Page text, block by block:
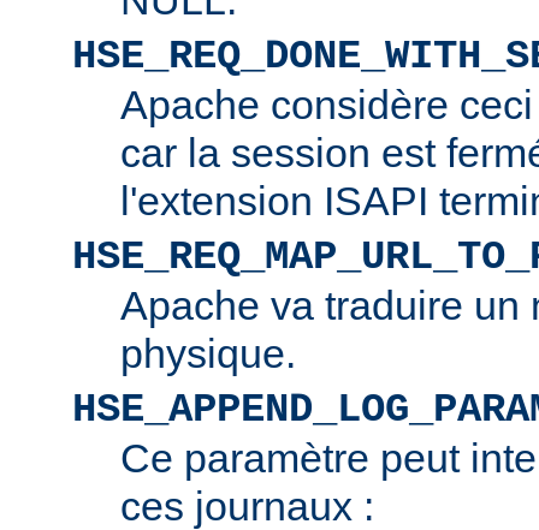
Apache considère
car la session est
l'extension ISAPI
Apache va traduire un
physique.
Ce paramètre peut
ces journaux :